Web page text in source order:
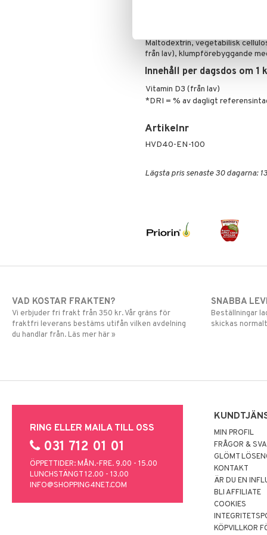
Maltodextrin, vegetabilisk
från lav), klumpförebyggande
Innehåll per dagsdos om 1
Vitamin D3 (från lav)
*DRI = % av dagligt
Artikelnr
HVD40-EN-100
Lägsta pris senaste 30 dagarna:
VAD KOSTAR FRAKTEN?
Vi erbjuder fri frakt från 350 kr. Vår gräns för
fraktfri leverans bestäms utifån vilken avdelning
du handlar från. Läs mer här »
SNABBA
Beställningar
skickas
RING ELLER MAILA TILL OSS
031 712 01 01
ÖPPETTIDER: MÅN.-FRE. 9.00 - 15.00
LUNCHSTÄNGT 12.00 - 13.00
INFO@SHOPPING4NET.COM
MIN PROFIL
FRÅGOR &
GLÖMT
KONTAKT
ÄR DU EN
BLI AFFILIATE
COOKIES
KÖPVILLKOR